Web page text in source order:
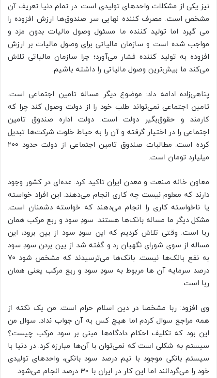
نیز یکی از مشکلات واحدهای تولیدی است. در تمام دنیا تعریف آن
مشخص است. مصرف کننده نهایی سر صندوق‌ها ارزش افزوده را
می گیرد اما تولید کننده ما مسئول وصول مالیات بدون مزد و
مواجب شده است و سازمان مالیاتی برای وصول مالیات بر ارزش
افزوده به تولید کننده فشار می‌آورد؛ چرا سازمان مالیاتی تلاش
می‌کند ما بیش‌ترین وصول مالیاتی را داشته باشیم.
پناهی‌زاده ادامه داد: موضوع دیگر مساله تامین اجتماعی است.
تامین اجتماعی نمی‌تواند طلب خود را از دولت وصول کند چرا که
کارمند و حقوق‌بگیر دولت است. دولت اداره صندوق تامین
اجتماعی را در اختیار گرفته و آن را به حیاط خلوت شرکت‌ها تبدیل
کرده است. مطالبات صندوق تامین اجتماعی از دولت حدود ۲۰۰
میلیارد تومان است.
معاون خانه صنعت و معدن ایران تاکید کرد: عده‌ای در کشور وجود
دارند که معلوم نیست چه کاری انجام می‌دهند. این افراد خواسته
یا ناخواسته کاری را انجام می‌دهند که خواسته دشمنان است.
مشکل دیگر ما مساله بانک‌ها هستند. سودِ سود و ربع مرکب همان
ربا است. وقتی تلاش کردیم که این سودِ سود از بین برود، این
مساله از سوی شورای نگهبان رد و گفته شد از بین بردن سودِ سود
به نفع بانک‌ها نیست. بانک‌ها می‌ترسیدند که مشخص شود ۷۰
درصد سرمایه آن ها مربوط به سودِ سود و ربع مرکب یعنی همان
ربا است.
وی افزود: ربا مشخصا در دین اسلام حرام است. من یک نکته از
همه مراجع سوال کردم اما هیچ کس به آن جواب نداد. سوال من
این بود که تکلیف احکام دادگاه‌ها مبنی بر سود مرکب چیست؟
سیستم به شکلی است که نمی‌توان با آن‌ها مبارزه کرد. در دنیا با
سیستم بانکی موجود با نیم درصد سود بانکی، واحدهای تولیدی
خود را می‌گردانند اما این کار در ایران با ۳۰ درصد انجام می‌شود.